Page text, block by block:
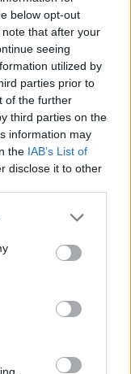
below opt-out
that after your
seeing
utilized by
parties prior to
of the further
third parties on the
information may
the IAB’s List of
disclose it to other
με